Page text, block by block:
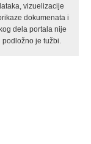
vizuelizacije
dokumenata i
dela portala nije
podložno je tužbi.